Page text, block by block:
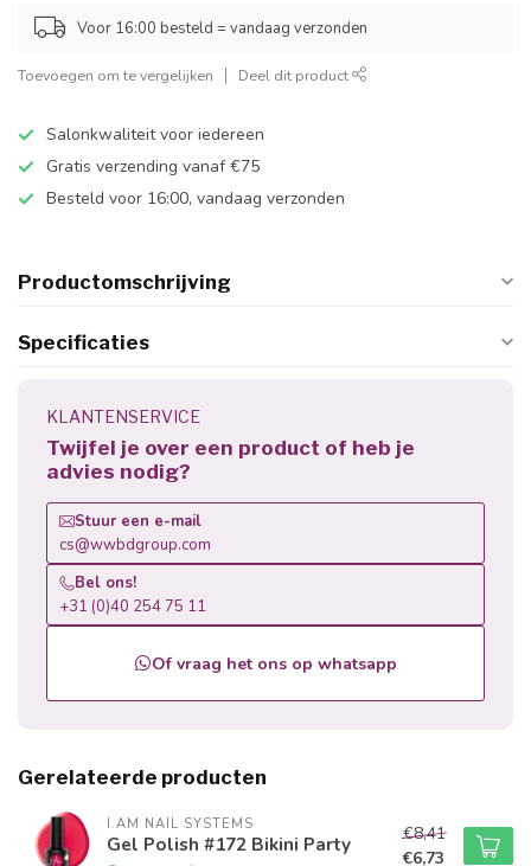
Voor 16:00 besteld = vandaag verzonden
Toevoegen om te vergelijken Deel dit product
Salonkwaliteit voor iedereen
Gratis verzending vanaf €75
Besteld voor 16:00, vandaag verzonden
Productomschrijving
Specificaties
KLANTENSERVICE
Twijfel je over een product of heb je
advies nodig?
Stuur een e-mail
cs@wwbdgroup.com
Bel ons!
+31 (0)40 254 75 11
Of vraag het ons op whatsapp
Gerelateerde producten
I.AM NAIL SYSTEMS
Gel Polish #172 Bikini Party
€8,41
€6,73